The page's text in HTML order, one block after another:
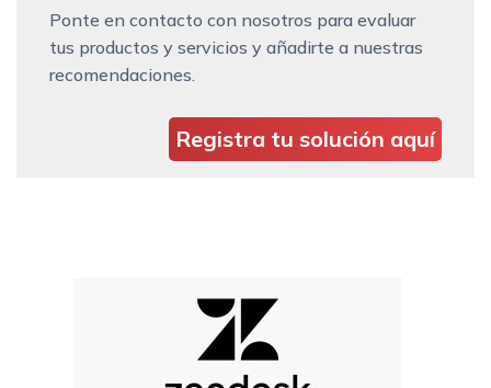
Ponte en contacto con nosotros para evaluar
tus productos y servicios y añadirte a nuestras
recomendaciones.
Registra tu solución aquí